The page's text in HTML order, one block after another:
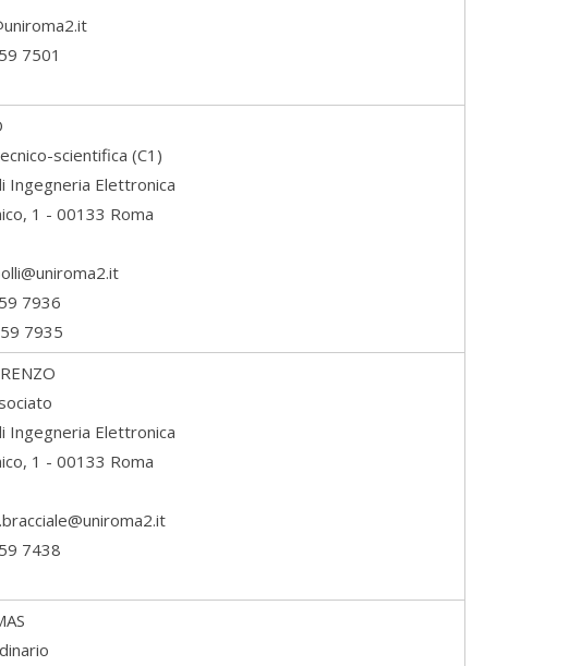
7501
scientifica (C1)
Ingegneria Elettronica
1 - 00133 Roma
7936
7935
Ingegneria Elettronica
1 - 00133 Roma
7438